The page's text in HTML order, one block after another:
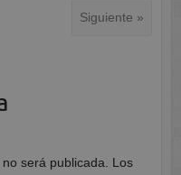
Siguiente »
será publicada.
Los